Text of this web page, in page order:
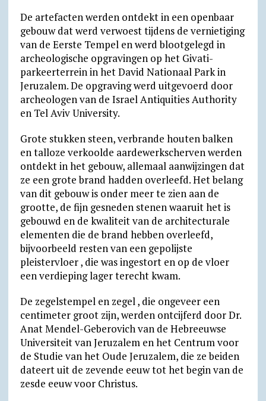
n
d
l
y
o
m
De artefacten werden ontdekt in een openbaar
gebouw dat werd verwoest tijdens de vernietiging
van de Eerste Tempel en werd blootgelegd in
archeologische opgravingen op het Givati-
parkeerterrein in het David Nationaal Park in
Jeruzalem. De opgraving werd uitgevoerd door
archeologen van de Israel Antiquities Authority
en Tel Aviv University.
Grote stukken steen, verbrande houten balken
en talloze verkoolde aardewerkscherven werden
ontdekt in het gebouw, allemaal aanwijzingen dat
ze een grote brand hadden overleefd. Het belang
van dit gebouw is onder meer te zien aan de
grootte, de fijn gesneden stenen waaruit het is
gebouwd en de kwaliteit van de architecturale
elementen die de brand hebben overleefd,
bijvoorbeeld resten van een gepolijste
pleistervloer , die was ingestort en op de vloer
een verdieping lager terecht kwam.
De zegelstempel en zegel , die ongeveer een
centimeter groot zijn, werden ontcijferd door Dr.
Anat Mendel-Geberovich van de Hebreeuwse
Universiteit van Jeruzalem en het Centrum voor
de Studie van het Oude Jeruzalem, die ze beiden
dateert uit de zevende eeuw tot het begin van de
zesde eeuw voor Christus.